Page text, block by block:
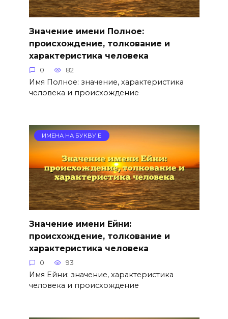
Значение имени Полное:
происхождение, толкование и
характеристика человека
0 82
Имя Полное: значение, характеристика
человека и происхождение
ИМЕНА НА БУКВУ Е
Значение имени Ейни:
происхождение, толкование и
характеристика человека
0 93
Имя Ейни: значение, характеристика
человека и происхождение